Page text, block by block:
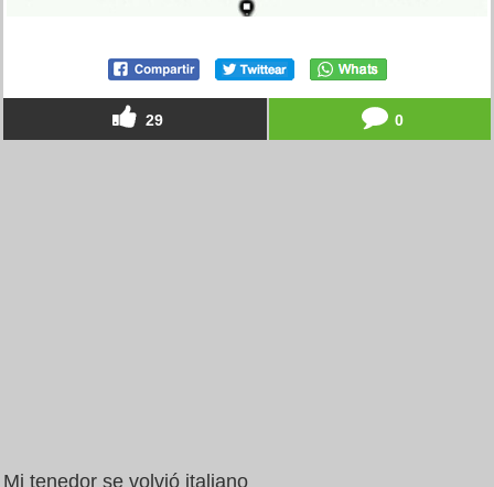
29 0
Mi tenedor se volvió italiano